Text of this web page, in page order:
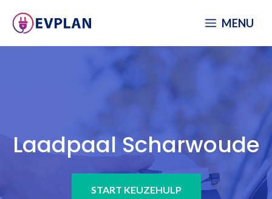
naar
MENU
Laadpaal Scharwoude
START KEUZEHULP